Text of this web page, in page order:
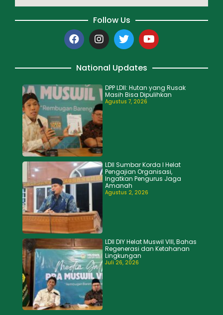
Follow Us
National Updates
DPP LDII: Hutan yang Rusak
Masih Bisa Dipulihkan
Agustus 7, 2026
LDII Sumbar Korda I Helat
Pengajian Organisasi,
Ingatkan Pengurus Jaga
Amanah
Agustus 2, 2026
LDII DIY Helat Muswil VIII, Bahas
Regenerasi dan Ketahanan
Lingkungan
Juli 26, 2026